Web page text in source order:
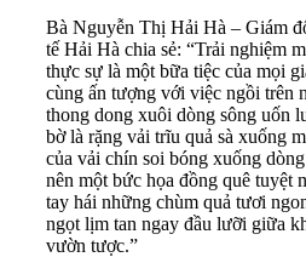
Bà Nguyễn Thị Hải Hà – Giám
tế Hải Hà chia sẻ: “Trải nghiệm
thực sự là một bữa tiệc của mọi
cùng ấn tượng với việc ngồi trên
thong dong xuôi dòng sông uốn
bờ là rặng vải trĩu quả sà xuống
của vải chín soi bóng xuống
nên một bức họa đồng quê tuyệt
tay hái những chùm quả tươi
ngọt lịm tan ngay đầu lưỡi giữa
vườn tược.”